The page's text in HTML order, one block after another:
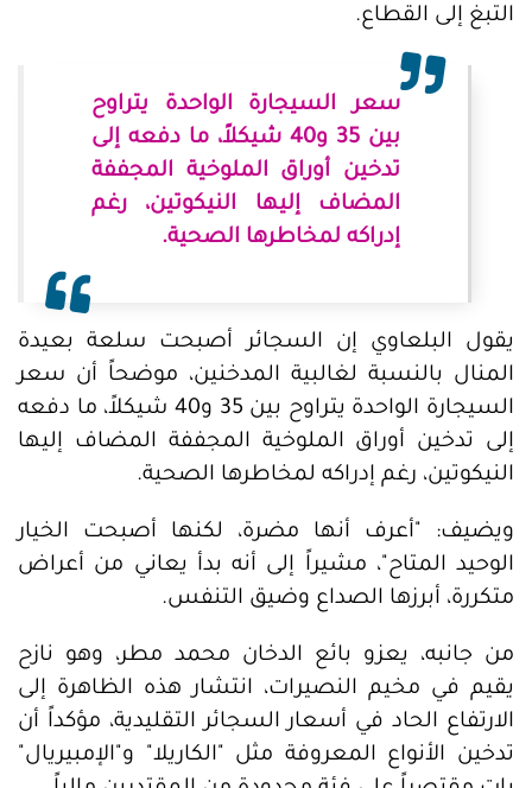
التبغ إلى القطاع.
سعر السيجارة الواحدة يتراوح
بين 35 و40 شيكلاً، ما دفعه إلى
تدخين أوراق الملوخية المجففة
المضاف إليها النيكوتين، رغم
إدراكه لمخاطرها الصحية.
يقول البلعاوي إن السجائر أصبحت سلعة بعيدة
المنال بالنسبة لغالبية المدخنين، موضحاً أن سعر
السيجارة الواحدة يتراوح بين 35 و40 شيكلاً، ما دفعه
إلى تدخين أوراق الملوخية المجففة المضاف إليها
النيكوتين، رغم إدراكه لمخاطرها الصحية.
ويضيف: "أعرف أنها مضرة، لكنها أصبحت الخيار
الوحيد المتاح"، مشيراً إلى أنه بدأ يعاني من أعراض
متكررة، أبرزها الصداع وضيق التنفس.
من جانبه، يعزو بائع الدخان محمد مطر، وهو نازح
يقيم في مخيم النصيرات، انتشار هذه الظاهرة إلى
الارتفاع الحاد في أسعار السجائر التقليدية، مؤكداً أن
تدخين الأنواع المعروفة مثل "الكاريلا" و"الإمبيريال"